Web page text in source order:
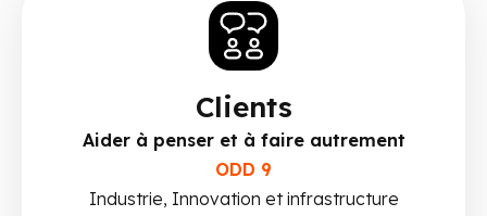
Clients
Aider à penser et à faire autrement
ODD 9
Industrie, Innovation et infrastructure